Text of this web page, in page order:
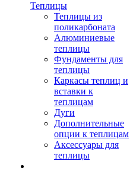
Теплицы
Теплицы из
поликарбоната
Алюминиевые
теплицы
Фундаменты для
теплицы
Каркасы теплиц и
вставки к
теплицам
Дуги
Дополнительные
опции к теплицам
Аксессуары для
теплицы